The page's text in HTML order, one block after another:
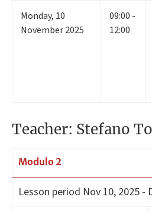
Monday, 10
November 2025
09:00 -
12:00
Teacher: Stefano
Modulo 2
Lesson period Nov 10, 2025 -